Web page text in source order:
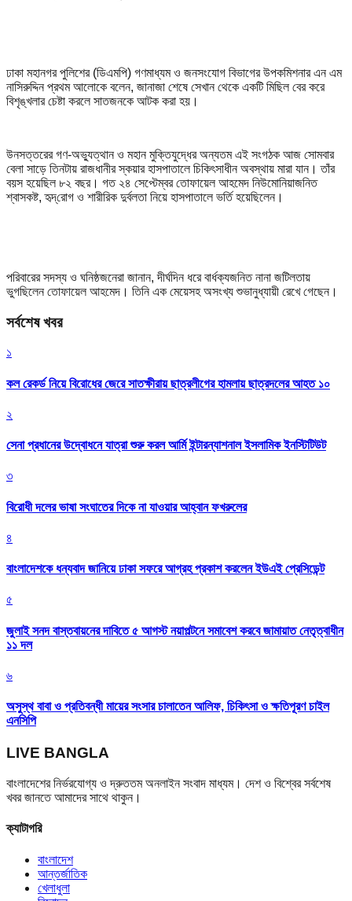
ঢাকা মহানগর পুলিশের (ডিএমপি) গণমাধ্যম ও জনসংযোগ বিভাগের উপকমিশনার এন এম
নাসিরুদ্দিন প্রথম আলোকে বলেন, জানাজা শেষে সেখান থেকে একটি মিছিল বের করে
বিশৃঙ্খলার চেষ্টা করলে সাতজনকে আটক করা হয়।
উনসত্তরের গণ-অভ্যুত্থান ও মহান মুক্তিযুদ্ধের অন্যতম এই সংগঠক আজ সোমবার
বেলা সাড়ে তিনটায় রাজধানীর স্কয়ার হাসপাতালে চিকিৎসাধীন অবস্থায় মারা যান। তাঁর
বয়স হয়েছিল ৮২ বছর। গত ২৪ সেপ্টেম্বর তোফায়েল আহমেদ নিউমোনিয়াজনিত
শ্বাসকষ্ট, হৃদ্‌রোগ ও শারীরিক দুর্বলতা নিয়ে হাসপাতালে ভর্তি হয়েছিলেন।
পরিবারের সদস্য ও ঘনিষ্ঠজনেরা জানান, দীর্ঘদিন ধরে বার্ধক্যজনিত নানা জটিলতায়
ভুগছিলেন তোফায়েল আহমেদ। তিনি এক মেয়েসহ অসংখ্য শুভানুধ্যায়ী রেখে গেছেন।
সর্বশেষ খবর
১
কল রেকর্ড নিয়ে বিরোধের জেরে সাতক্ষীরায় ছাত্রলীগের হামলায় ছাত্রদলের আহত ১০
২
সেনা প্রধানের উদ্বোধনে যাত্রা শুরু করল আর্মি ইন্টারন্যাশনাল ইসলামিক ইনস্টিটিউট
৩
বিরোধী দলের ভাষা সংঘাতের দিকে না যাওয়ার আহ্বান ফখরুলের
৪
বাংলাদেশকে ধন্যবাদ জানিয়ে ঢাকা সফরে আগ্রহ প্রকাশ করলেন ইউএই প্রেসিডেন্ট
৫
জুলাই সনদ বাস্তবায়নের দাবিতে ৫ আগস্ট নয়াপল্টনে সমাবেশ করবে জামায়াত নেতৃত্বাধীন
১১ দল
৬
অসুস্থ বাবা ও প্রতিবন্ধী মায়ের সংসার চালাতেন আলিফ, চিকিৎসা ও ক্ষতিপূরণ চাইল
এনসিপি
LIVE BANGLA
বাংলাদেশের নির্ভরযোগ্য ও দ্রুততম অনলাইন সংবাদ মাধ্যম। দেশ ও বিশ্বের সর্বশেষ
খবর জানতে আমাদের সাথে থাকুন।
ক্যাটাগরি
বাংলাদেশ
আন্তর্জাতিক
খেলাধুলা